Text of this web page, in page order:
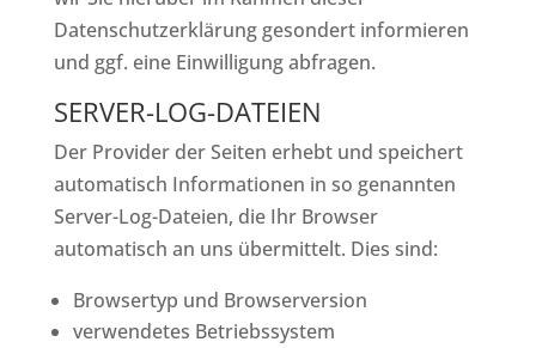
Datenschutzerklärung gesondert informieren
und ggf. eine Einwilligung abfragen.
SERVER-LOG-DATEIEN
Der Provider der Seiten erhebt und speichert
automatisch Informationen in so genannten
Server-Log-Dateien, die Ihr Browser
automatisch an uns übermittelt. Dies sind:
Browsertyp und Browserversion
verwendetes Betriebssystem